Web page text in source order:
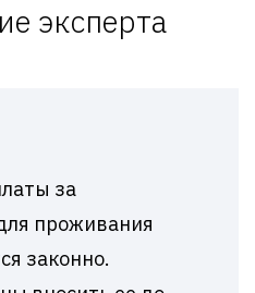
эксперта
за
проживания
законно.